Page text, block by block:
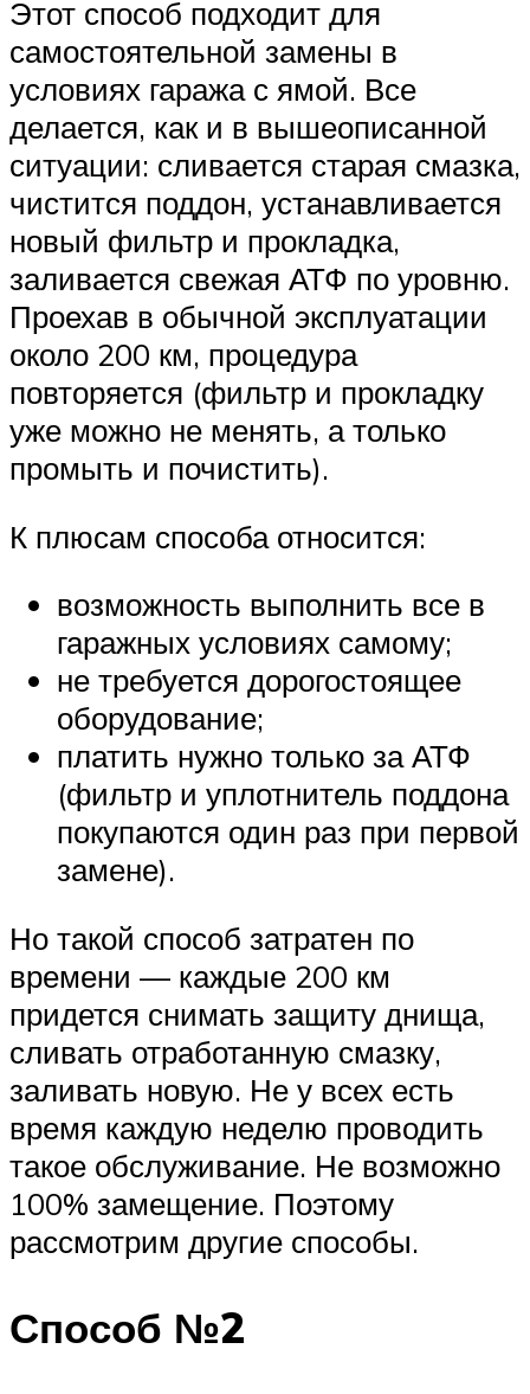
Этот способ подходит для
самостоятельной замены в
условиях гаража с ямой. Все
делается, как и в вышеописанной
ситуации: сливается старая смазка,
чистится поддон, устанавливается
новый фильтр и прокладка,
заливается свежая АТФ по уровню.
Проехав в обычной эксплуатации
около 200 км, процедура
повторяется (фильтр и прокладку
уже можно не менять, а только
промыть и почистить).
К плюсам способа относится:
возможность выполнить все в
гаражных условиях самому;
не требуется дорогостоящее
оборудование;
платить нужно только за АТФ
(фильтр и уплотнитель поддона
покупаются один раз при первой
замене).
Но такой способ затратен по
времени — каждые 200 км
придется снимать защиту днища,
сливать отработанную смазку,
заливать новую. Не у всех есть
время каждую неделю проводить
такое обслуживание. Не возможно
100% замещение. Поэтому
рассмотрим другие способы.
Способ №2